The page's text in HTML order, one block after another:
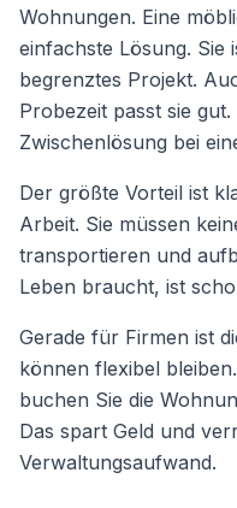
Wohnungen. Eine
einfachste Lösung. Sie
begrenztes Projekt.
Probezeit passt sie gut.
Zwischenlösung bei
Der größte Vorteil ist
Arbeit. Sie müssen
transportieren und
Leben braucht, ist
Gerade für Firmen ist
können flexibel
buchen Sie die
Das spart Geld und
Verwaltungsaufwand.